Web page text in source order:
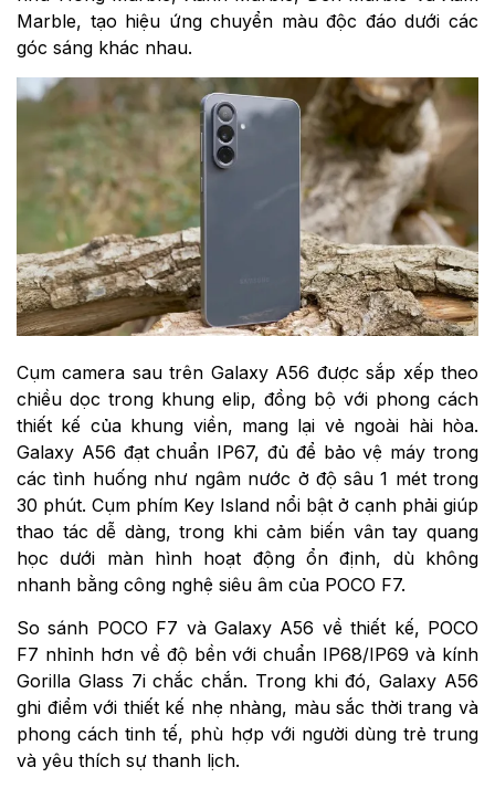
Marble, tạo hiệu ứng chuyển màu độc đáo dưới các
góc sáng khác nhau.
Cụm camera sau trên Galaxy A56 được sắp xếp theo
chiều dọc trong khung elip, đồng bộ với phong cách
thiết kế của khung viền, mang lại vẻ ngoài hài hòa.
Galaxy A56 đạt chuẩn IP67, đủ để bảo vệ máy trong
các tình huống như ngâm nước ở độ sâu 1 mét trong
30 phút. Cụm phím Key Island nổi bật ở cạnh phải giúp
thao tác dễ dàng, trong khi cảm biến vân tay quang
học dưới màn hình hoạt động ổn định, dù không
nhanh bằng công nghệ siêu âm của POCO F7.
So sánh POCO F7 và Galaxy A56 về thiết kế, POCO
F7 nhỉnh hơn về độ bền với chuẩn IP68/IP69 và kính
Gorilla Glass 7i chắc chắn. Trong khi đó, Galaxy A56
ghi điểm với thiết kế nhẹ nhàng, màu sắc thời trang và
phong cách tinh tế, phù hợp với người dùng trẻ trung
và yêu thích sự thanh lịch.